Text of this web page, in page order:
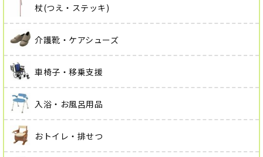
杖(つえ・ステッキ)
介護靴・ケアシューズ
車椅子・移乗支援
入浴・お風呂用品
おトイレ・排せつ